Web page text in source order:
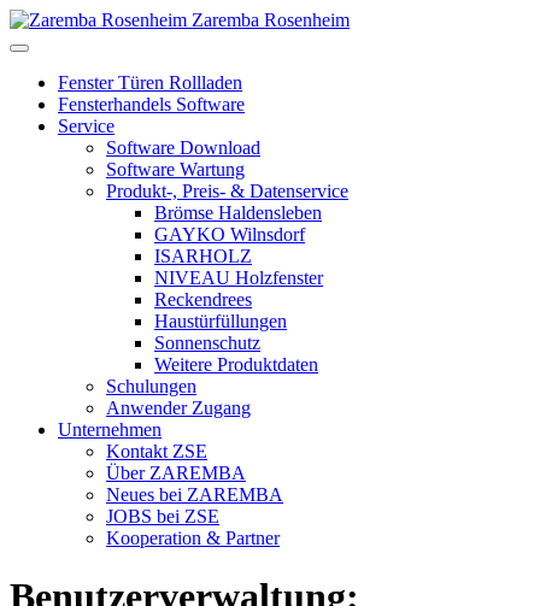
Zaremba Rosenheim
Fenster Türen Rollladen
Fensterhandels Software
Service
Software Download
Software Wartung
Produkt-, Preis- & Datenservice
Brömse Haldensleben
GAYKO Wilnsdorf
ISARHOLZ
NIVEAU Holzfenster
Reckendrees
Haustürfüllungen
Sonnenschutz
Weitere Produktdaten
Schulungen
Anwender Zugang
Unternehmen
Kontakt ZSE
Über ZAREMBA
Neues bei ZAREMBA
JOBS bei ZSE
Kooperation & Partner
Benutzerverwaltung: